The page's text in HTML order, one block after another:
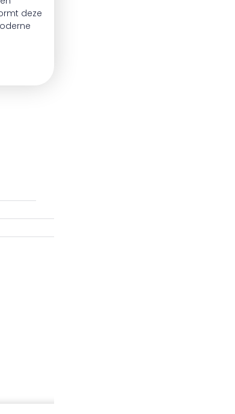
deze